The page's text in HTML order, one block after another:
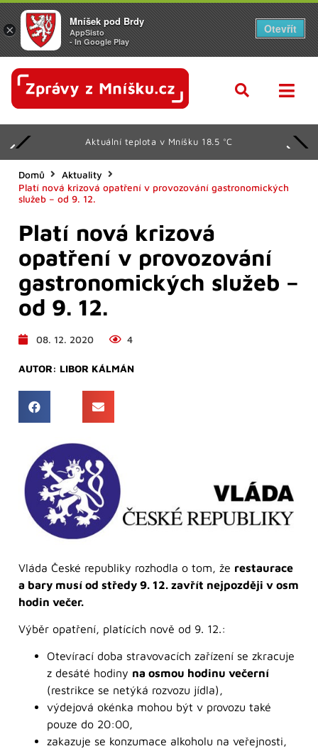
Aktuální teplota v Mníšku 18.5 °C
Domů
Aktuality
Platí nová krizová opatření v provozování gastronomických
služeb – od 9. 12.
Platí nová krizová
opatření v provozování
gastronomických služeb –
od 9. 12.
08. 12. 2020 4
AUTOR: LIBOR KÁLMÁN
Vláda České republiky rozhodla o tom, že restaurace
a bary musí od středy 9. 12. zavřít nejpozději v osm
hodin večer.
Výběr opatření, platících nově od 9. 12.:
Otevírací doba stravovacích zařízení se zkracuje
z desáté hodiny na osmou hodinu večerní
(restrikce se netýká rozvozu jídla),
výdejová okénka mohou být v provozu také
pouze do 20:00,
zakazuje se konzumace alkoholu na veřejnosti,
×
Mníšek pod Brdy
AppSisto
- In Google Play
Otevřít